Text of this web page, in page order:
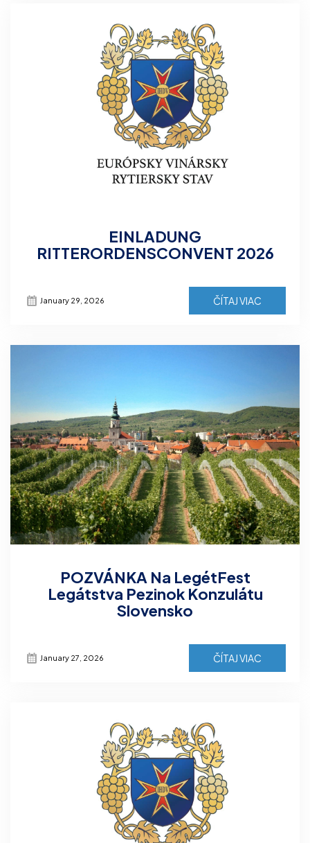
EINLADUNG
RITTERORDENSCONVENT 2026
January 29, 2026 ČÍTAJ VIAC
POZVÁNKA Na LegétFest
Legátstva Pezinok Konzulátu
Slovensko
January 27, 2026 ČÍTAJ VIAC